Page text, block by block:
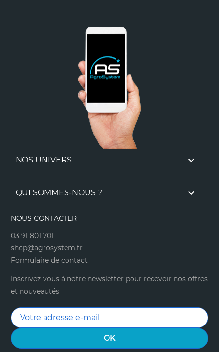
NOS UNIVERS 
QUI SOMMES-NOUS ? 
NOUS CONTACTER
03 91 801 701
shop@agrosystem.fr
Formulaire de contact
Inscrivez-vous à notre newsletter pour recevoir nos offres
et nouveautés